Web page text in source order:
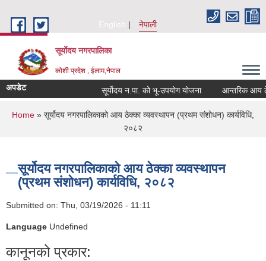
English
नेपाली
सूर्याेदय नगरपालिका
कोशी प्रदेश , ईलाम,नेपाल
अपडेट सूर्योदय न.पा. को भू-उपयोग योजना आन्तरिक आय
You are here
Home » सूर्योदय नगरपालिकाको आय ठेक्का व्यवस्थापन (प्रथम संशोधन) कार्यविधि,
२०८२
सूर्योदय नगरपालिकाको आय ठेक्का व्यवस्थापन
(प्रथम संशोधन) कार्यविधि, २०८२
Submitted on: Thu, 03/19/2026 - 11:11
Language Undefined
कानूनको प्रकार: